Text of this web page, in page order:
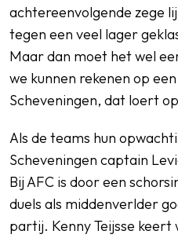
achtereenvolgende zege
tegen een veel lager
Maar dan moet het wel
we kunnen rekenen op
Scheveningen, dat loert
Als de teams hun
Scheveningen captain
Bij AFC is door een
duels als middenverlder
partij. Kenny Teijsse keert